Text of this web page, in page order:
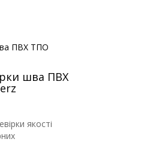
шва ПВХ
якості